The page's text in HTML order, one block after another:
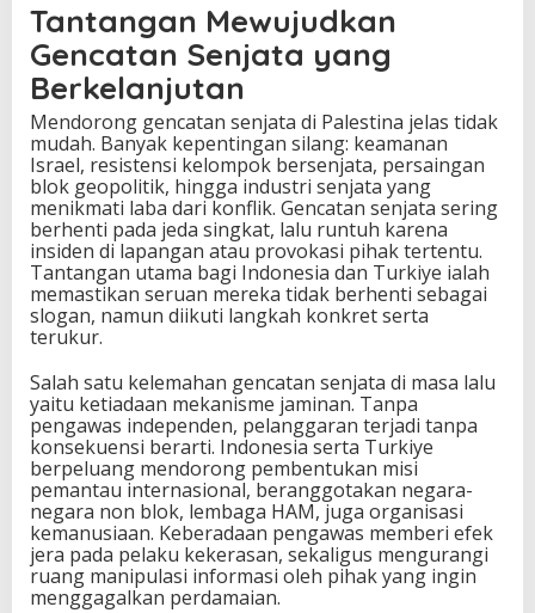
Tantangan Mewujudkan
Gencatan Senjata yang
Berkelanjutan
Mendorong gencatan senjata di Palestina jelas tidak
mudah. Banyak kepentingan silang: keamanan
Israel, resistensi kelompok bersenjata, persaingan
blok geopolitik, hingga industri senjata yang
menikmati laba dari konflik. Gencatan senjata sering
berhenti pada jeda singkat, lalu runtuh karena
insiden di lapangan atau provokasi pihak tertentu.
Tantangan utama bagi Indonesia dan Turkiye ialah
memastikan seruan mereka tidak berhenti sebagai
slogan, namun diikuti langkah konkret serta
terukur.
Salah satu kelemahan gencatan senjata di masa lalu
yaitu ketiadaan mekanisme jaminan. Tanpa
pengawas independen, pelanggaran terjadi tanpa
konsekuensi berarti. Indonesia serta Turkiye
berpeluang mendorong pembentukan misi
pemantau internasional, beranggotakan negara-
negara non blok, lembaga HAM, juga organisasi
kemanusiaan. Keberadaan pengawas memberi efek
jera pada pelaku kekerasan, sekaligus mengurangi
ruang manipulasi informasi oleh pihak yang ingin
menggagalkan perdamaian.